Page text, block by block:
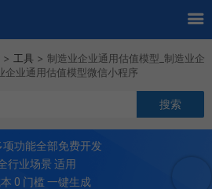
> 工具 > 制造业企业通用估值模型_制造业企
企业通用估值模型微信小程序
项功能全部免费开发
行业场景 适用
0 门槛 一键生成